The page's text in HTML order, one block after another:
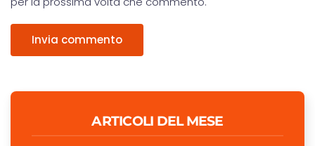
Invia commento
ARTICOLI DEL MESE